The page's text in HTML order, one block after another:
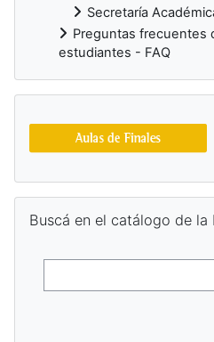
Secretaría
Preguntas frecuentes
estudiantes - FAQ
Buscá en el catálogo de la